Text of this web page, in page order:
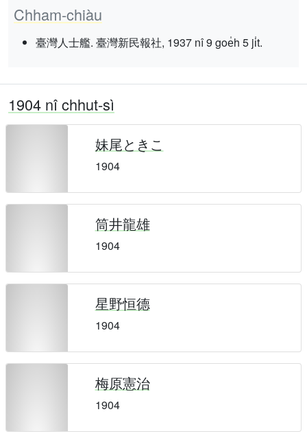
Chham-chiàu
臺灣人士艦. 臺灣新民報社, 1937 nî 9 goe̍h 5 ji̍t.
1904 nî chhut-sì
妹尾ときこ
1904
筒井龍雄
1904
星野恒德
1904
梅原憲治
1904